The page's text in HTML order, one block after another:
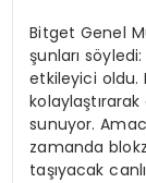
Bitget Genel
şunları
etkileyici oldu.
sunuyor.
zamanda
taşıyacak